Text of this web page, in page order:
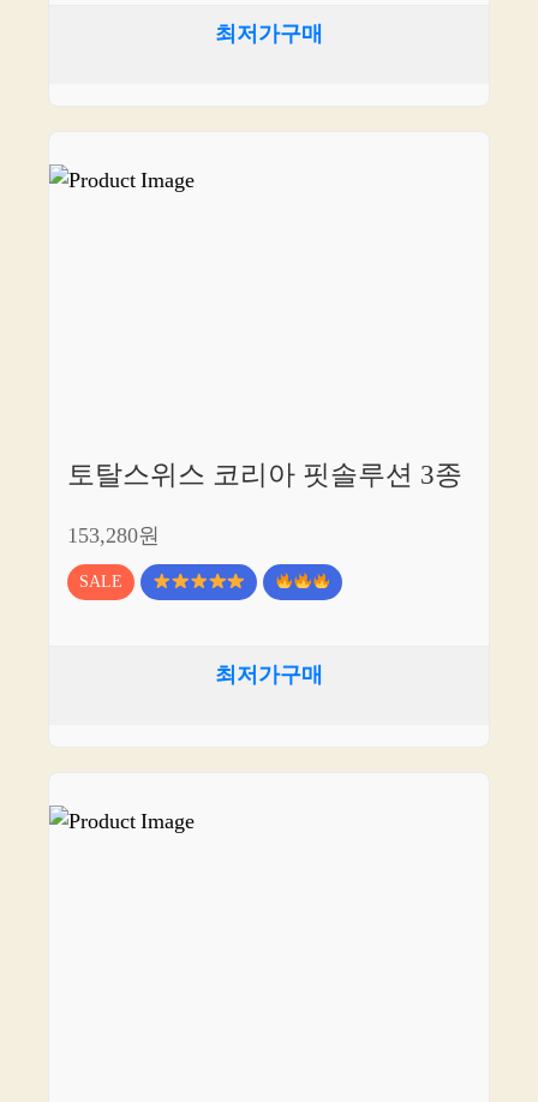
최저가구매
토탈스위스 코리아 핏솔루션 3종
153,280원
SALE
최저가구매